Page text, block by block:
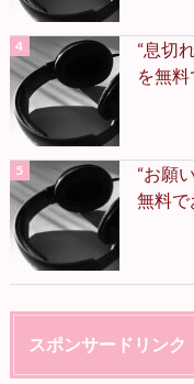
“息切
を無料
“お願
無料で
スポンサードリンク